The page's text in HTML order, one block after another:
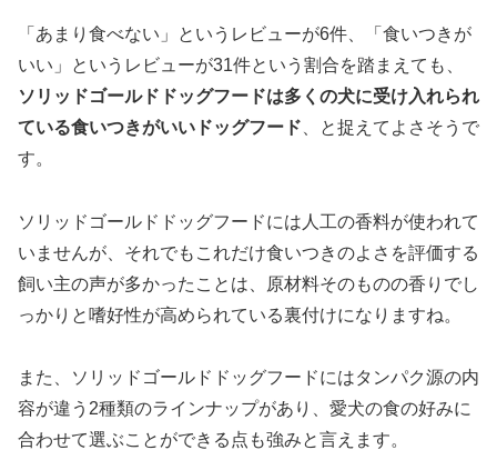
「あまり食べない」というレビューが6件、「食いつきが
いい」というレビューが31件という割合を踏まえても、
ソリッドゴールドドッグフードは多くの犬に受け入れられ
ている食いつきがいいドッグフード 、と捉えてよさそうで
す。
ソリッドゴールドドッグフードには人工の香料が使われて
いませんが、それでもこれだけ食いつきのよさを評価する
飼い主の声が多かったことは、原材料そのものの香りでし
っかりと嗜好性が高められている裏付けになりますね。
また、ソリッドゴールドドッグフードにはタンパク源の内
容が違う2種類のラインナップがあり、愛犬の食の好みに
合わせて選ぶことができる点も強みと言えます。